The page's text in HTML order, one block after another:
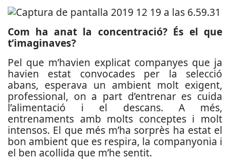
Com ha anat la concentració? És el que
t’imaginaves?
Pel que m’havien explicat companyes que ja
havien estat convocades per la selecció
abans, esperava un ambient molt exigent,
professional, on a part d’entrenar es cuida
l’alimentació i el descans. A més,
entrenaments amb molts conceptes i molt
intensos. El que més m’ha sorprès ha estat el
bon ambient que es respira, la companyonia i
el ben acollida que m’he sentit.